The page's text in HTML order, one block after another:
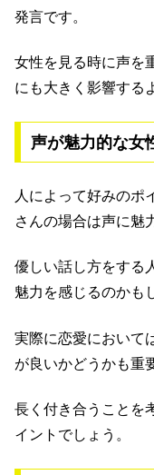
発言です。
女性を見る時に声を
にも大きく影響する
声が魅力的な女
人によって好みのポ
さんの場合は声に魅
優しい話し方をする
魅力を感じるのかも
実際に恋愛において
が良いかどうかも重
長く付き合うことを
イントでしょう。